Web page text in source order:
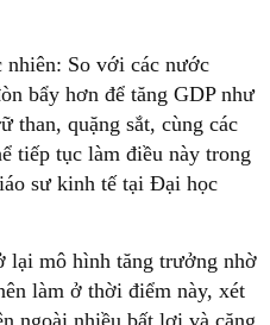
So với các nước
bẩy hơn để tăng GDP như
than, quặng sắt, cùng các
tiếp tục làm điều này trong
sư kinh tế tại Đại học
lại mô hình tăng trưởng nhờ
làm ở thời điểm này, xét
ngoài nhiều bất lợi và căng